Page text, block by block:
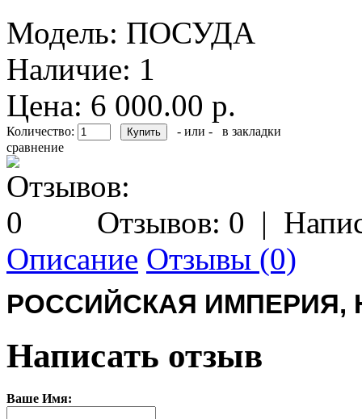
Модель: ПОСУДА
Наличие: 1
Цена: 6 000.00 р.
Количество: - или -
в закладки
сравнение
Отзывов: 0 |
Описание Отзывы (0)
РОССИЙСКАЯ ИМПЕРИЯ,
Написать отзыв
Ваше Имя: